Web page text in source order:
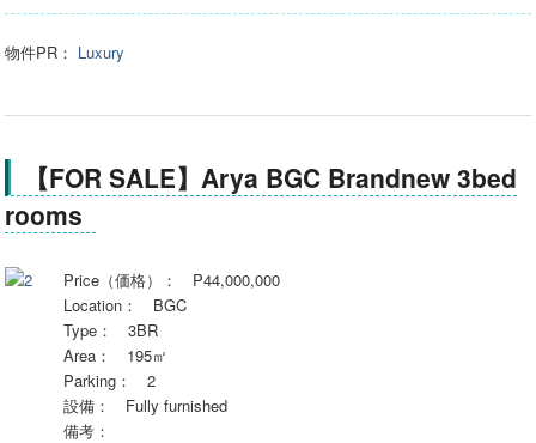
物件PR： Luxury
【FOR SALE】Arya BGC Brandnew 3bed
rooms
Price（価格）： P44,000,000
Location： BGC
Type： 3BR
Area： 195㎡
Parking： 2
設備： Fully furnished
備考：